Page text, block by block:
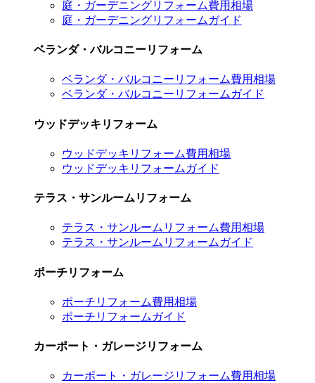
庭・ガーデニングリフォーム費用相場
庭・ガーデニングリフォームガイド
ベランダ・バルコニーリフォーム
ベランダ・バルコニーリフォーム費用相場
ベランダ・バルコニーリフォームガイド
ウッドデッキリフォーム
ウッドデッキリフォーム費用相場
ウッドデッキリフォームガイド
テラス・サンルームリフォーム
テラス・サンルームリフォーム費用相場
テラス・サンルームリフォームガイド
ポーチリフォーム
ポーチリフォーム費用相場
ポーチリフォームガイド
カーポート・ガレージリフォーム
カーポート・ガレージリフォーム費用相場